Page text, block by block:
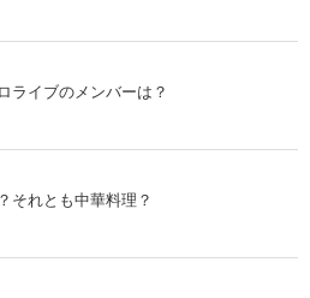
ライブのメンバーは？
それとも中華料理？